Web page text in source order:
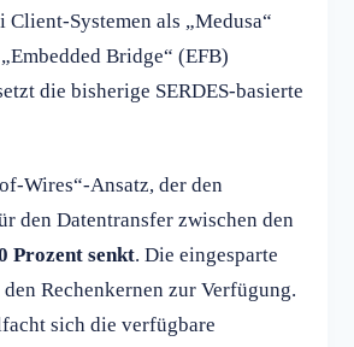
Client-Systemen als „Medusa“
Bridge“ (EFB)
die bisherige SERDES-basierte
Wires“-Ansatz, der den
den Datentransfer zwischen den
Prozent senkt. Die eingesparte
Rechenkernen zur Verfügung.
sich die verfügbare